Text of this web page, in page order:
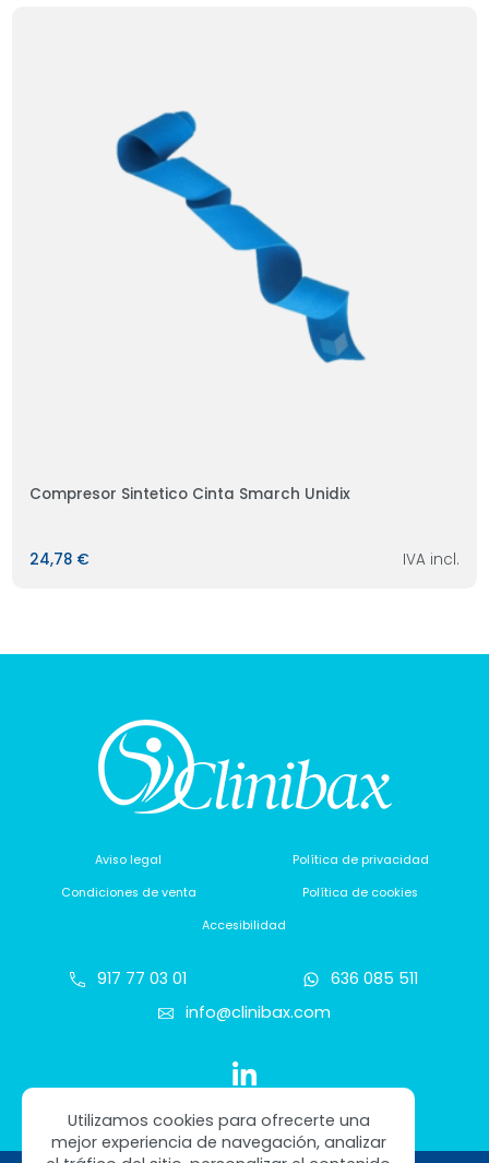
Utilizamos cookies para ofrecerte una
mejor experiencia de navegación, analizar
Compresor Sintetico Cinta Smarch Unidix
24,78 € IVA incl.
Aviso legal
Política de privacidad
Condiciones de venta
Política de cookies
Accesibilidad
917 77 03 01
636 085 511
info@clinibax.com